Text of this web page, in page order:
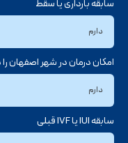
می‌توانند به هزینه نهایی IVF اضافه شوند.
شده، آزمایش‌های تکمیلی
سابقه بارداری یا سقط
امکان درمان در شهر اصفهان را
سابقه IUI یا IVF قبلی